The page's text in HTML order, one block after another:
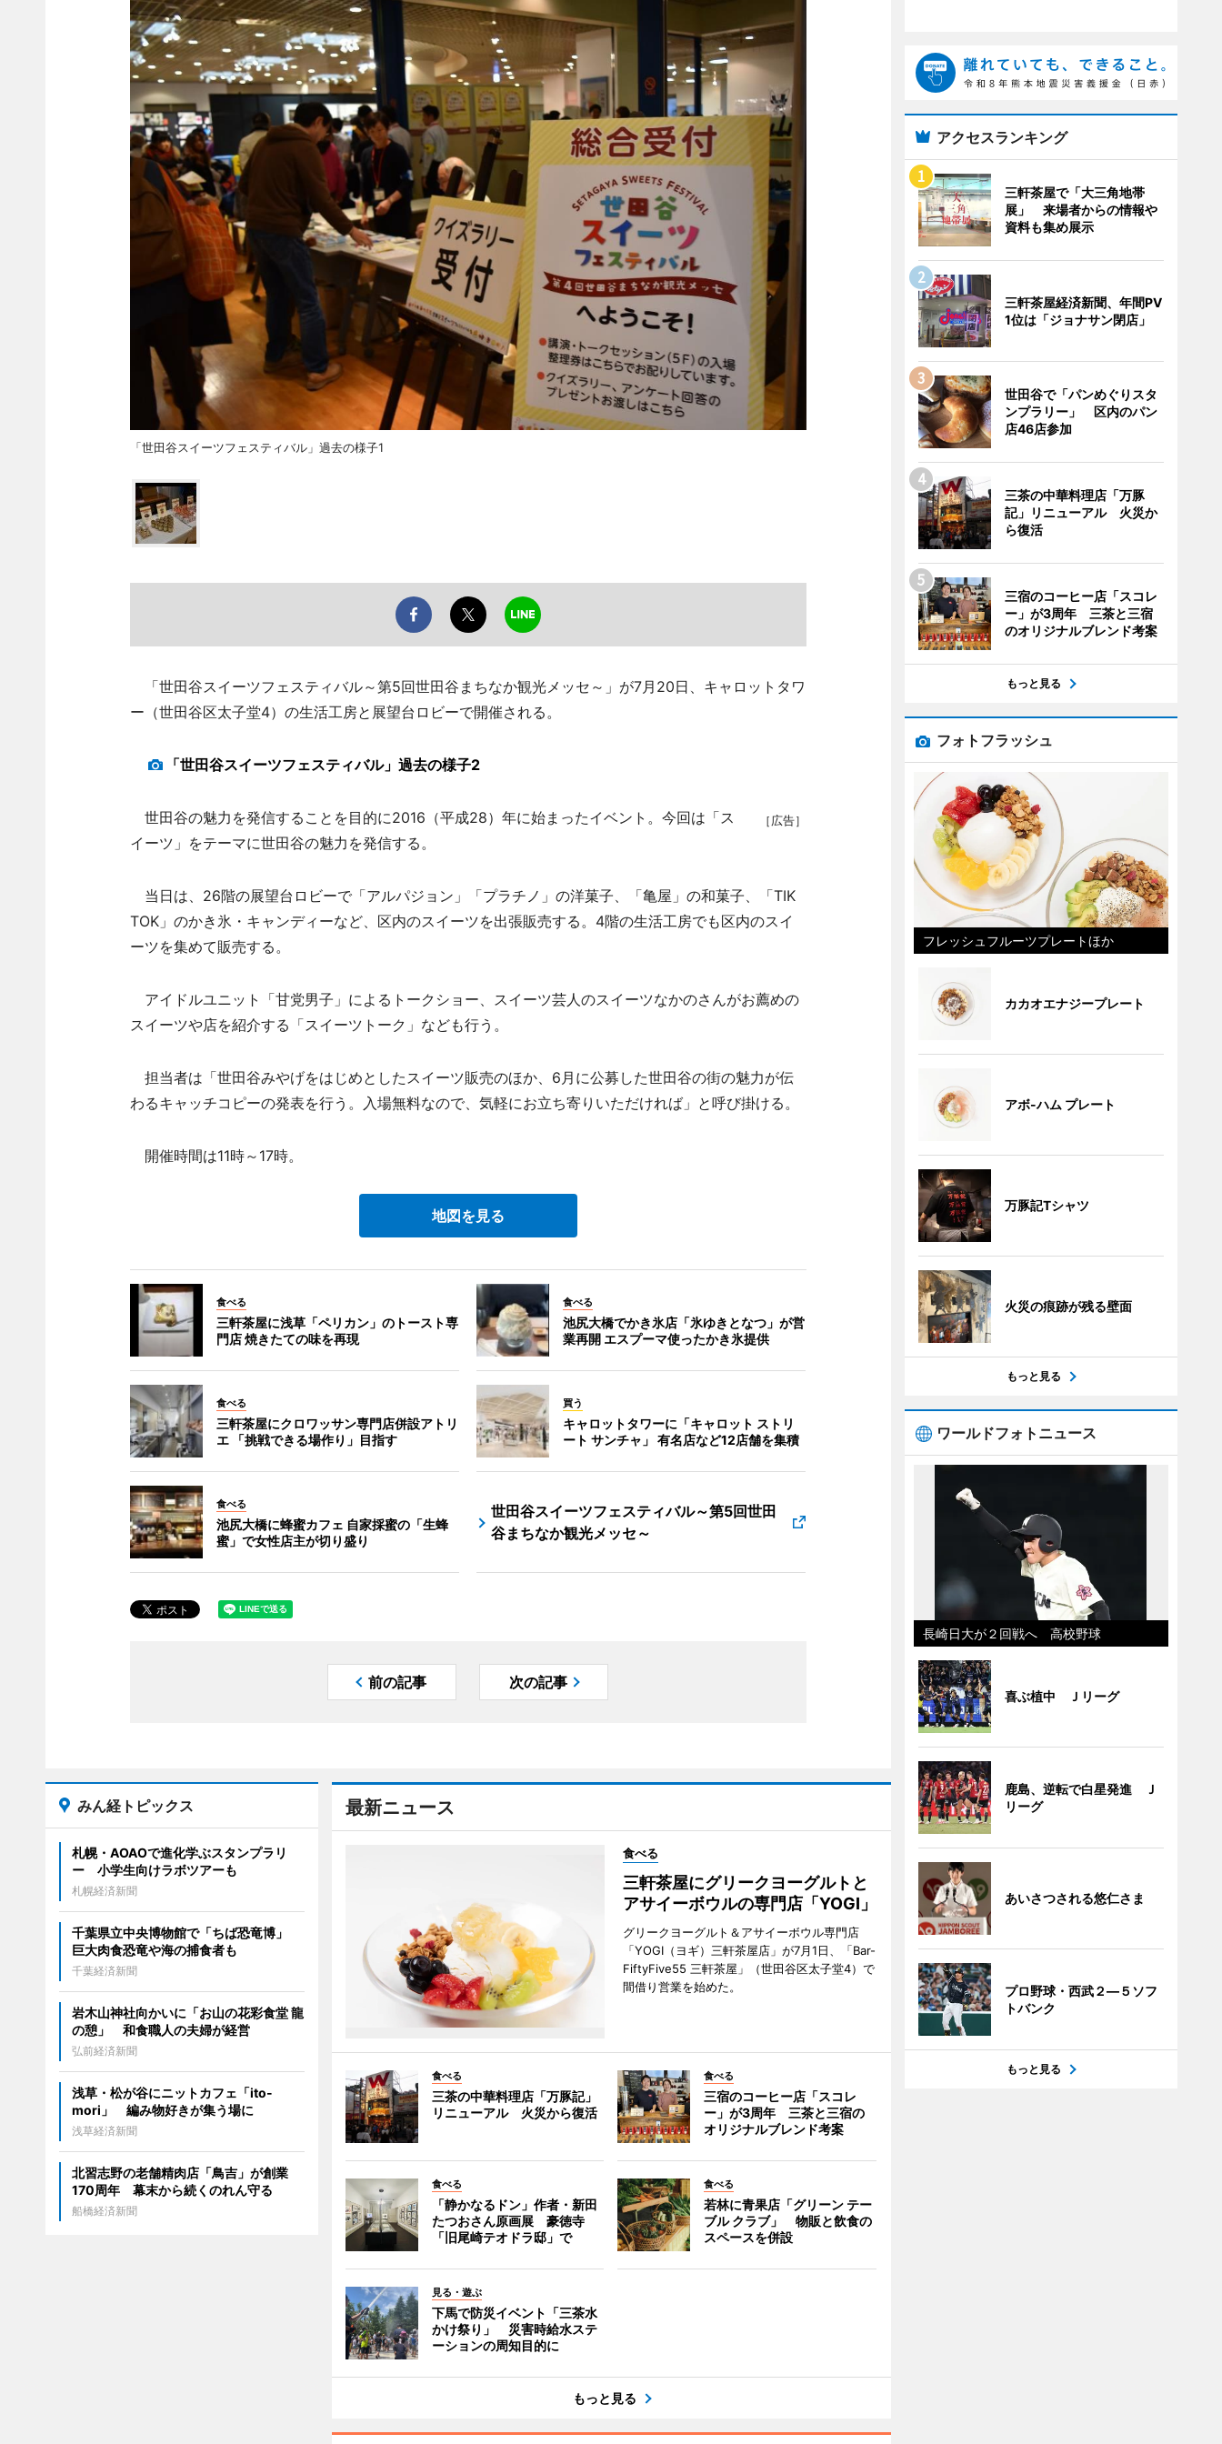
「世田谷スイーツフェスティバル」過去の様子1
「世田谷スイーツフェスティバル～第5回世田谷まちなか観光メッセ～」が7月20日、キャロットタワ
ー（世田谷区太子堂4）の生活工房と展望台ロビーで開催される。
「世田谷スイーツフェスティバル」過去の様子2
［広告］
世田谷の魅力を発信することを目的に2016（平成28）年に始まったイベント。今回は「ス
イーツ」をテーマに世田谷の魅力を発信する。
当日は、26階の展望台ロビーで「アルパジョン」「プラチノ」の洋菓子、「亀屋」の和菓子、「TIK
TOK」のかき氷・キャンディーなど、区内のスイーツを出張販売する。4階の生活工房でも区内のスイ
ーツを集めて販売する。
アイドルユニット「甘党男子」によるトークショー、スイーツ芸人のスイーツなかのさんがお薦めの
スイーツや店を紹介する「スイーツトーク」なども行う。
担当者は「世田谷みやげをはじめとしたスイーツ販売のほか、6月に公募した世田谷の街の魅力が伝
わるキャッチコピーの発表を行う。入場無料なので、気軽にお立ち寄りいただければ」と呼び掛ける。
開催時間は11時～17時。
地図を見る
食べる
三軒茶屋に浅草「ペリカン」のトースト専
門店 焼きたての味を再現
食べる
池尻大橋でかき氷店「氷ゆきとなつ」が営
業再開 エスプーマ使ったかき氷提供
食べる
三軒茶屋にクロワッサン専門店併設アトリ
エ 「挑戦できる場作り」目指す
買う
キャロットタワーに「キャロット ストリ
ート サンチャ」 有名店など12店舗を集積
食べる
池尻大橋に蜂蜜カフェ 自家採蜜の「生蜂
蜜」で女性店主が切り盛り
世田谷スイーツフェスティバル～第5回世田
谷まちなか観光メッセ～
前の記事 次の記事
最新ニュース
食べる
三軒茶屋にグリークヨーグルトと
アサイーボウルの専門店「YOGI」
グリークヨーグルト＆アサイーボウル専門店
「YOGI（ヨギ）三軒茶屋店」が7月1日、「Bar-
FiftyFive55 三軒茶屋」（世田谷区太子堂4）で
間借り営業を始めた。
食べる
三茶の中華料理店「万豚記」
リニューアル 火災から復活
食べる
三宿のコーヒー店「スコレ
ー」が3周年 三茶と三宿の
オリジナルブレンド考案
食べる
「静かなるドン」作者・新田
たつおさん原画展 豪徳寺
「旧尾崎テオドラ邸」で
食べる
若林に青果店「グリーン テー
ブル クラブ」 物販と飲食の
スペースを併設
見る・遊ぶ
下馬で防災イベント「三茶水
かけ祭り」 災害時給水ステ
ーションの周知目的に
もっと見る
みん経トピックス
札幌・AOAOで進化学ぶスタンプラリ
ー 小学生向けラボツアーも
札幌経済新聞
千葉県立中央博物館で「ちば恐竜博」
巨大肉食恐竜や海の捕食者も
千葉経済新聞
岩木山神社向かいに「お山の花彩食堂 龍
の憩」 和食職人の夫婦が経営
弘前経済新聞
浅草・松が谷にニットカフェ「ito-
mori」 編み物好きが集う場に
浅草経済新聞
北習志野の老舗精肉店「鳥吉」が創業
170周年 幕末から続くのれん守る
船橋経済新聞
アクセスランキング
三軒茶屋で「大三角地帯
展」 来場者からの情報や
資料も集め展示
三軒茶屋経済新聞、年間PV
1位は「ジョナサン閉店」
世田谷で「パンめぐりスタ
ンプラリー」 区内のパン
店46店参加
三茶の中華料理店「万豚
記」リニューアル 火災か
ら復活
三宿のコーヒー店「スコレ
ー」が3周年 三茶と三宿
のオリジナルブレンド考案
もっと見る
フォトフラッシュ
フレッシュフルーツプレートほか
カカオエナジープレート
アボ-ハム プレート
万豚記Tシャツ
火災の痕跡が残る壁面
もっと見る
ワールドフォトニュース
長崎日大が２回戦へ 高校野球
喜ぶ植中 Ｊリーグ
鹿島、逆転で白星発進 Ｊ
リーグ
あいさつされる悠仁さま
プロ野球・西武２―５ソフ
トバンク
もっと見る